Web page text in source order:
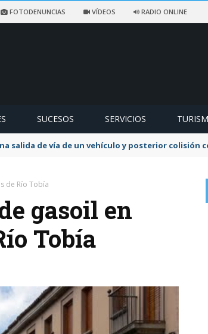
FOTODENUNCIAS VÍDEOS RADIO ONLINE
SUCESOS SERVICIOS
salida de vía de un vehículo y posterior colisión
de Río Tobía
gasoil en
Tobía